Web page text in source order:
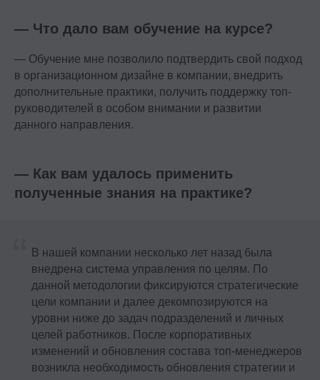
— Что дало вам обучение на курсе?
— Обучение мне позволило подтвердить свой подход
в организационном дизайне в компании, внедрить
дополнительные практики, получить поддержку топ-
руководителей в особом внимании и развитии
данного направления.
— Как вам удалось применить
полученные знания на практике?
В нашей компании несколько лет назад была
внедрена система управления по целям. По
данной методологии фиксируются стратегические
цели компании и далее декомпозируются на
уровни ниже до задач подразделений и личных
целей работников. После корпоративных
изменений и обновления состава топ-менеджеров
возникла необходимость обновления стратегии и